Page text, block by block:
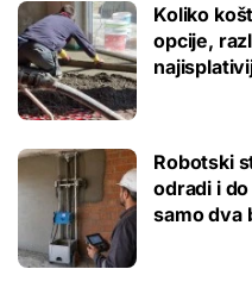
Koliko
opcije,
Robotski
odradi i
samo dva